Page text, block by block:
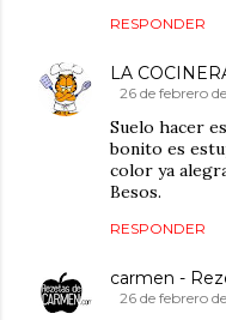
RESPONDER
LA
26 de febrero
Suelo hacer
bonito es
color ya
Besos.
RESPONDER
carmen -
26 de febrero